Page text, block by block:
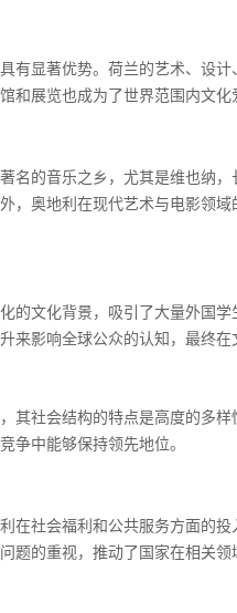
有显著优势。荷兰的艺术、设
展览也成为了世界范围内文化
的音乐之乡，尤其是维也纳
，奥地利在现代艺术与电影领
的文化背景，吸引了大量外国
影响全球公众的认知，最终在
其社会结构的特点是高度的多
争中能够保持领先地位。
在社会福利和公共服务方面的
的重视，推动了国家在相关领